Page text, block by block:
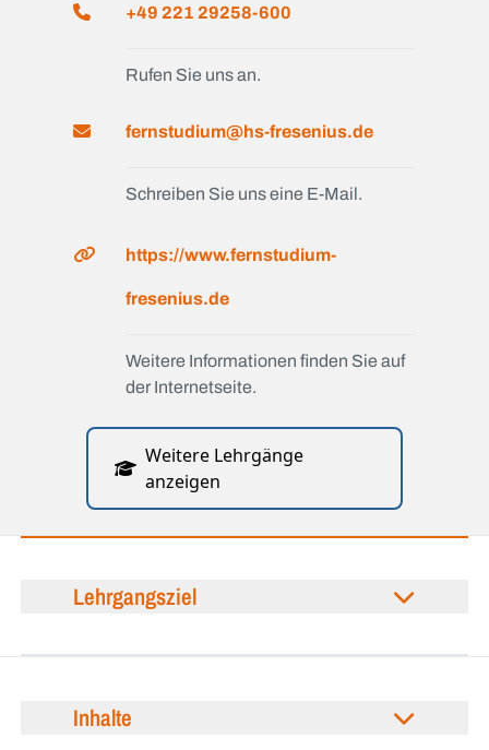
+49 221 29258-600
Rufen Sie uns an.
fernstudium@hs-fresenius.de
Schreiben Sie uns eine E-Mail.
https://www.fernstudium-
fresenius.de
Weitere Informationen finden Sie auf
der Internetseite.
Weitere Lehrgänge
anzeigen
Lehrgangsziel
Inhalte